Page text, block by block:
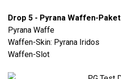
Drop 5 - Pyrana Waffen-Paket
Pyrana Waffe
Waffen-Skin: Pyrana Iridos
Waffen-Slot